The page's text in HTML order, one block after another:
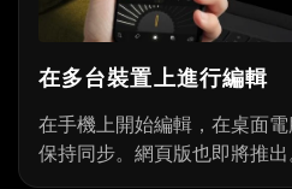
在多台裝置上進行編輯
在手機上開始編輯，在桌面
保持同步。網頁版也即將推出